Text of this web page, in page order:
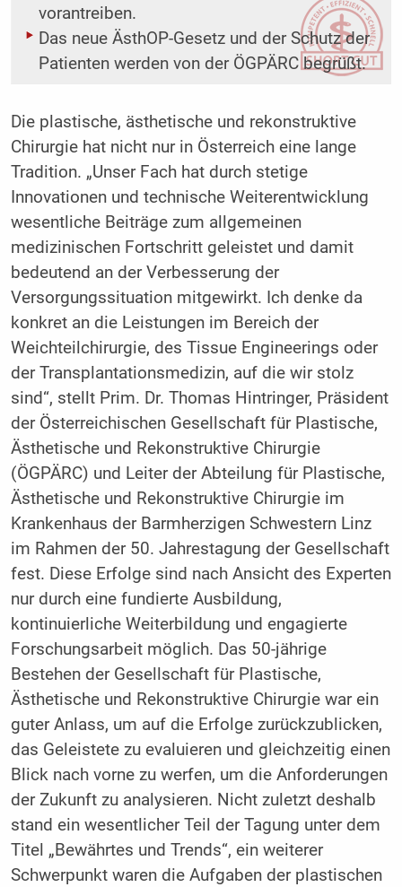
vorantreiben.
Das neue ÄsthOP-Gesetz und der Schutz der
Patienten werden von der ÖGPÄRC begrüßt.
Die plastische, ästhetische und rekonstruktive
Chirurgie hat nicht nur in Österreich eine lange
Tradition. „Unser Fach hat durch stetige
Innovationen und technische Weiterentwicklung
wesentliche Beiträge zum allgemeinen
medizinischen Fortschritt geleistet und damit
bedeutend an der Verbesserung der
Versorgungssituation mitgewirkt. Ich denke da
konkret an die Leistungen im Bereich der
Weichteilchirurgie, des Tissue Engineerings oder
der Transplantationsmedizin, auf die wir stolz
sind“, stellt Prim. Dr. Thomas Hintringer, Präsident
der Österreichischen Gesellschaft für Plastische,
Ästhetische und Rekonstruktive Chirurgie
(ÖGPÄRC) und Leiter der Abteilung für Plastische,
Ästhetische und Rekonstruktive Chirurgie im
Krankenhaus der Barmherzigen Schwestern Linz
im Rahmen der 50. Jahrestagung der Gesellschaft
fest. Diese Erfolge sind nach Ansicht des Experten
nur durch eine fundierte Ausbildung,
kontinuierliche Weiterbildung und engagierte
Forschungsarbeit möglich. Das 50-jährige
Bestehen der Gesellschaft für Plastische,
Ästhetische und Rekonstruktive Chirurgie war ein
guter Anlass, um auf die Erfolge zurückzublicken,
das Geleistete zu evaluieren und gleichzeitig einen
Blick nach vorne zu werfen, um die Anforderungen
der ­Zukunft zu analysieren. Nicht zuletzt deshalb
stand ein wesentlicher Teil der Tagung unter dem
Titel „Bewährtes und Trends“, ein weiterer
Schwerpunkt waren die Aufgaben der plastischen